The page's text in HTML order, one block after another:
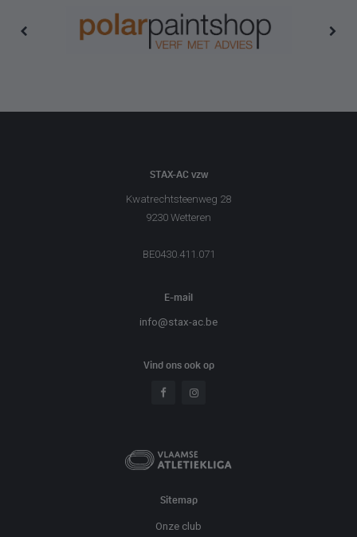
STAX-AC vzw
Kwatrechtsteenweg 28
9230 Wetteren
BE0430.411.071
E-mail
info@stax-ac.be
Vind ons ook op
Sitemap
Onze club